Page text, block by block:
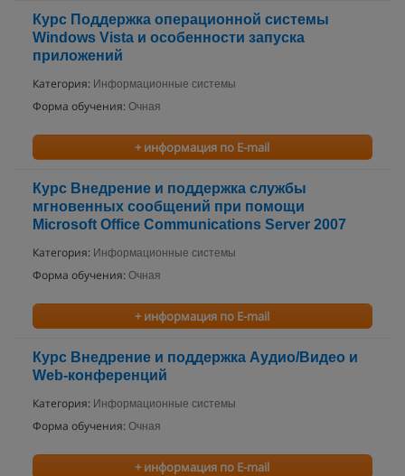
Курс Поддержка операционной системы
Windows Vista и особенности запуска
приложений
Категория: Информационные системы
Форма обучения: Очная
+ информация по E-mail
Курс Внедрение и поддержка службы
мгновенных сообщений при помощи
Microsoft Office Communications Server 2007
Категория: Информационные системы
Форма обучения: Очная
+ информация по E-mail
Курс Внедрение и поддержка Аудио/Видео и
Web-конференций
Категория: Информационные системы
Форма обучения: Очная
+ информация по E-mail